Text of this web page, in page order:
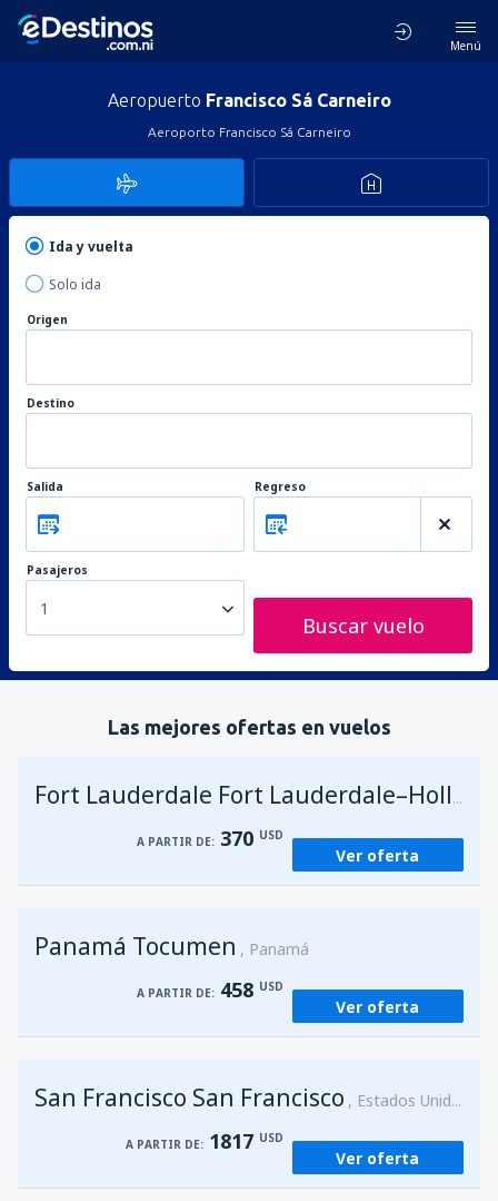
Menú
Aeropuerto Francisco Sá Carneiro
Aeroporto Francisco Sá Carneiro
Ida y vuelta
Solo ida
Origen
Destino
Salida Regreso
Pasajeros
1
Buscar vuelo
Las mejores ofertas en vuelos
Fort Lauderdale Fort Lauderdale–Hollywood Intl Airport
A PARTIR DE: 370 USD
Ver oferta
Panamá Tocumen Panamá
A PARTIR DE: 458 USD
Ver oferta
San Francisco San Francisco Estados Unidos
A PARTIR DE: 1817 USD
Ver oferta